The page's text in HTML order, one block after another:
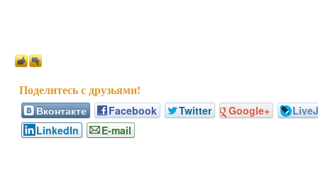
Вконтакте Facebook Twitter Google+
LinkedIn
E-mail